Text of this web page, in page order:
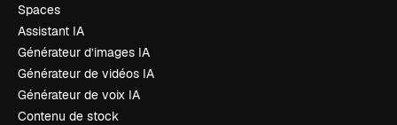
Spaces
Assistant IA
Générateur d’images IA
Générateur de vidéos IA
Générateur de voix IA
Contenu de stock